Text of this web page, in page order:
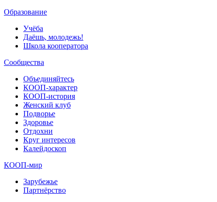
Образование
Учёба
Даёшь, молодежь!
Школа кооператора
Сообщества
Объединяйтесь
КООП-характер
КООП-история
Женский клуб
Подворье
Здоровье
Отдохни
Круг интересов
Калейдоскоп
КООП-мир
Зарубежье
Партнёрство